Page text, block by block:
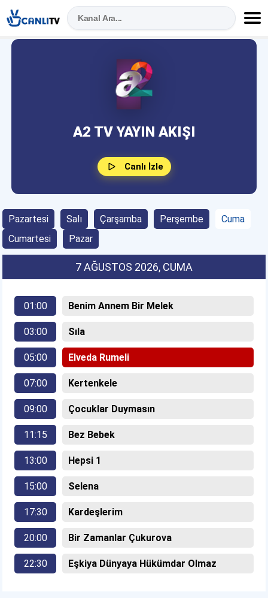
A2 TV YAYIN AKIŞI
Canlı İzle
Pazartesi Salı Çarşamba Perşembe
Cuma
Cumartesi
Pazar
7 AĞUSTOS 2026, CUMA
01:00 Benim Annem Bir Melek
03:00 Sıla
05:00 Elveda Rumeli
07:00 Kertenkele
09:00 Çocuklar Duymasın
11:15 Bez Bebek
13:00 Hepsi 1
15:00 Selena
17:30 Kardeşlerim
20:00 Bir Zamanlar Çukurova
22:30 Eşkiya Dünyaya Hükümdar Olmaz